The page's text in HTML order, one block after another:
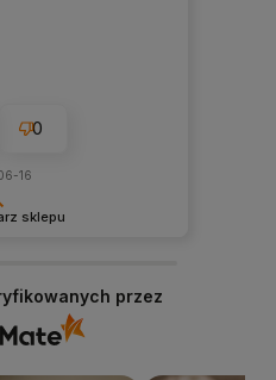
sklepu
0
16
przez